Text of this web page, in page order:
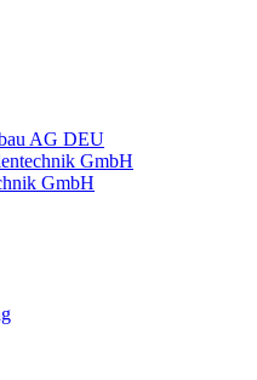
AG DEU
GmbH
GmbH